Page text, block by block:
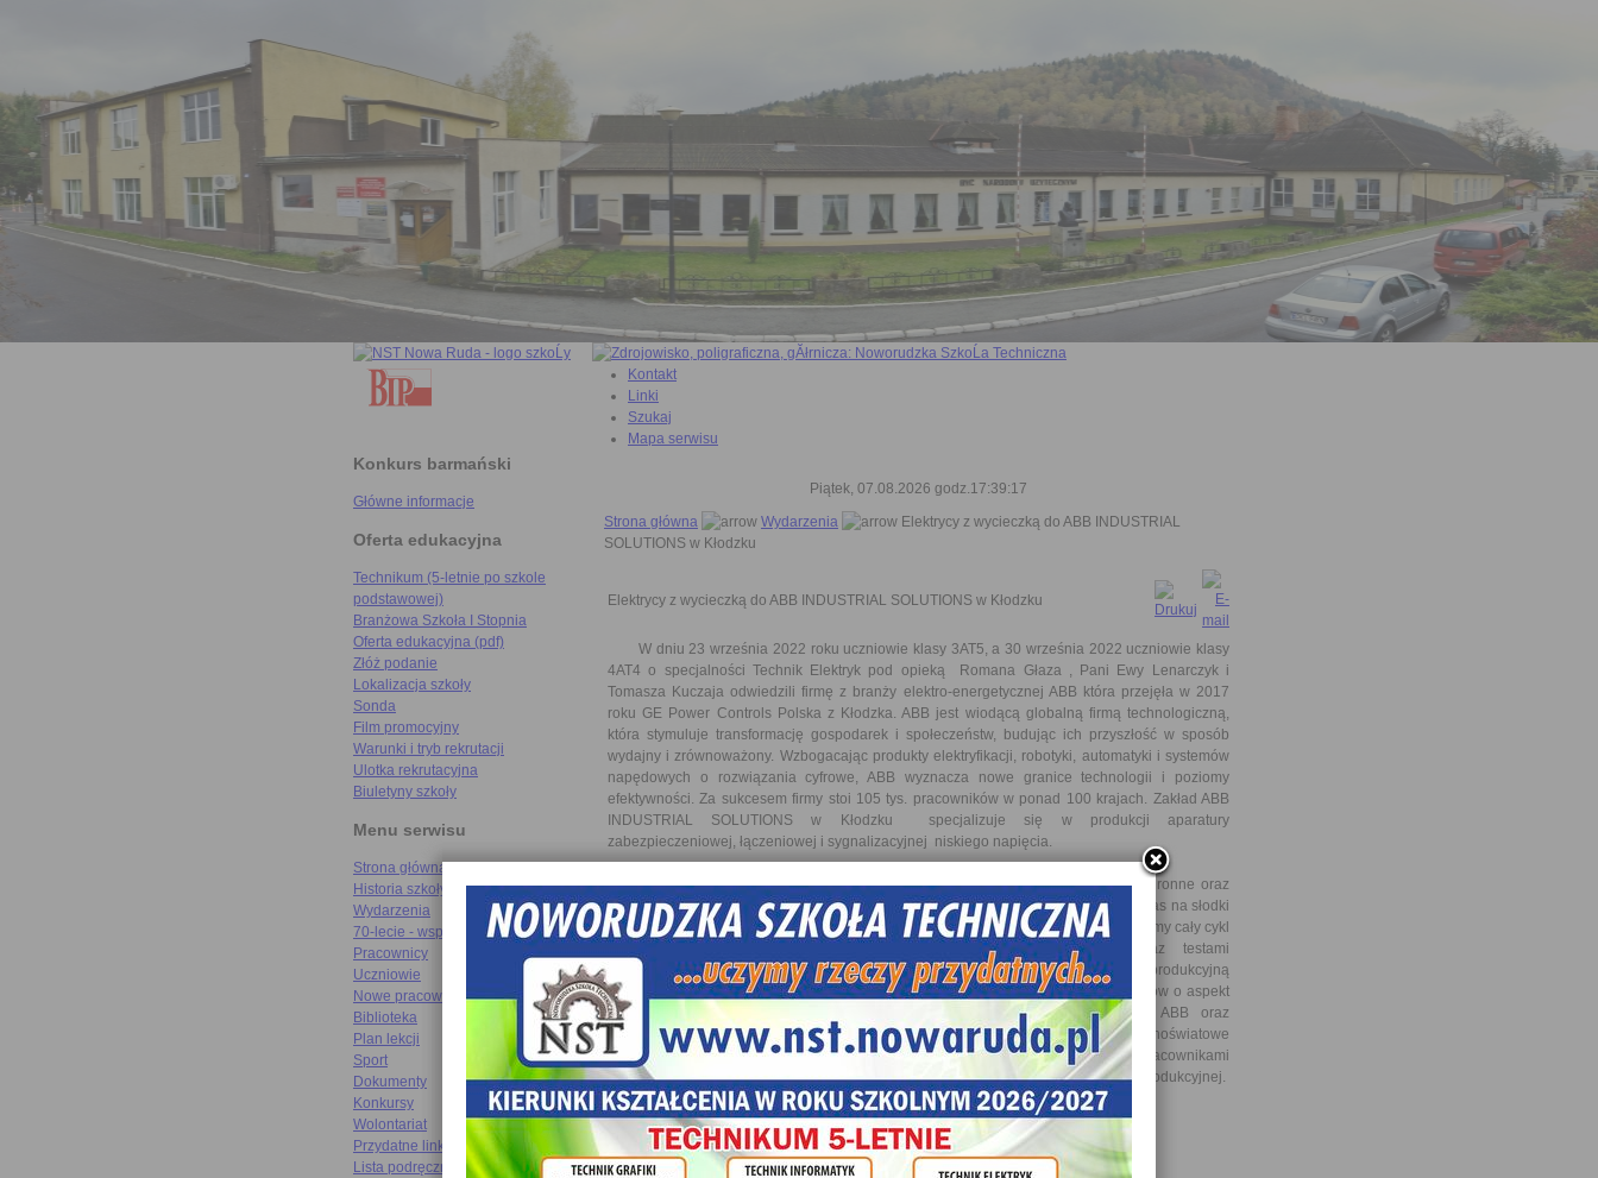
Konkurs barmański
Główne informacje
Oferta edukacyjna
Technikum (5-letnie po szkole
podstawowej)
Branżowa Szkoła I Stopnia
Oferta edukacyjna (pdf)
Złóż podanie
Lokalizacja szkoły
Sonda
Film promocyjny
Warunki i tryb rekrutacji
Ulotka rekrutacyjna
Biuletyny szkoły
Menu serwisu
Strona główna
Historia szkoły
Wydarzenia
70-lecie - wspomnienia
Pracownicy
Uczniowie
Nowe pracownie
Biblioteka
Plan lekcji
Sport
Dokumenty
Konkursy
Wolontariat
Przydatne linki
Lista podręczników
Kontakt
Linki
Szukaj
Mapa serwisu
Piątek, 07.08.2026 godz.17:39:18
Strona główna
Wydarzenia
Elektrycy z wycieczką do ABB INDUSTRIAL
SOLUTIONS w Kłodzku
Elektrycy z wycieczką do ABB INDUSTRIAL SOLUTIONS w Kłodzku
W dniu 23 września 2022 roku uczniowie klasy 3AT5, a 30 września 2022 uczniowie klasy
4AT4 o specjalności Technik Elektryk pod opieką Romana Głaza , Pani Ewy Lenarczyk i
Tomasza Kuczaja odwiedzili firmę z branży elektro-energetycznej ABB która przejęła w 2017
roku GE Power Controls Polska z Kłodzka. ABB jest wiodącą globalną firmą technologiczną,
która stymuluje transformację gospodarek i społeczeństw, budując ich przyszłość w sposób
wydajny i zrównoważony. Wzbogacając produkty elektryfikacji, robotyki, automatyki i systemów
napędowych o rozwiązania cyfrowe, ABB wyznacza nowe granice technologii i poziomy
efektywności. Za sukcesem firmy stoi 105 tys. pracowników w ponad 100 krajach. Zakład ABB
INDUSTRIAL SOLUTIONS w Kłodzku specjalizuje się w produkcji aparatury
zabezpieczeniowej, łączeniowej i sygnalizacyjnej niskiego napięcia.
Na początku wycieczki zaopatrzono nas w specjalne obuwie i okulary ochronne oraz
zostaliśmy przeszkoleni z zasad BHP obowiązującymi na terenie zakładu. Był też czas na słodki
poczęstunek i przerwę kawową. Zwiedzaliśmy część produkcyjną gdzie prześledziliśmy cały cykl
produkcyjny poszczególnych wyrobów włącznie z kontrolą jakości oraz testami
wytrzymałościowymi jakim poddawane są wszystkie wyroby opuszczające linię produkcyjną
oraz magazyn wyrobów gotowych. Wyjazd ten wzbogacił wiedzę teoretyczną uczniów o aspekt
praktyczny. Zachęcano naszych uczniów do podjęcia staży zawodowych w ABB oraz
przedstawiono możliwości rozwoju i awansu w firmie ze względu na ogólnoświatowe
rozmieszczenie zakładów ABB na wszystkich kontynentach. Warto zaznaczyć, że pracownikami
firmy ABB w Kłodzku są także mieszkańcy Nowej Rudy których spotkaliśmy na linii produkcyjnej.